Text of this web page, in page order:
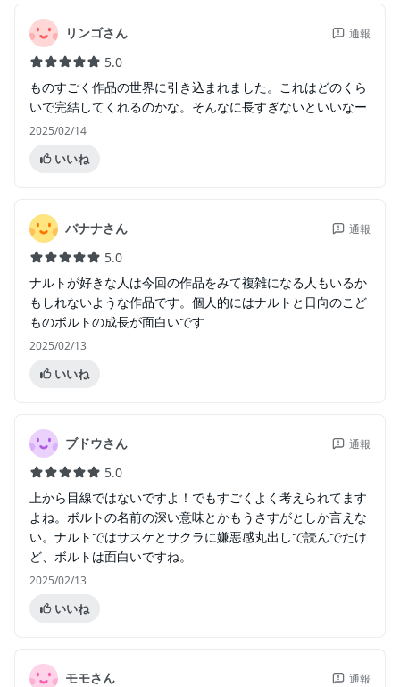
リンゴさん 通報
5.0
ものすごく作品の世界に引き込まれました。これはどのくら
いで完結してくれるのかな。そんなに長すぎないといいなー
2025/02/14
いいね
バナナさん 通報
5.0
ナルトが好きな人は今回の作品をみて複雑になる人もいるか
もしれないような作品です。個人的にはナルトと日向のこど
ものボルトの成長が面白いです
2025/02/13
いいね
ブドウさん 通報
5.0
上から目線ではないですよ！でもすごくよく考えられてます
よね。ボルトの名前の深い意味とかもうさすがとしか言えな
い。ナルトではサスケとサクラに嫌悪感丸出しで読んでたけ
ど、ボルトは面白いですね。
2025/02/13
いいね
モモさん 通報